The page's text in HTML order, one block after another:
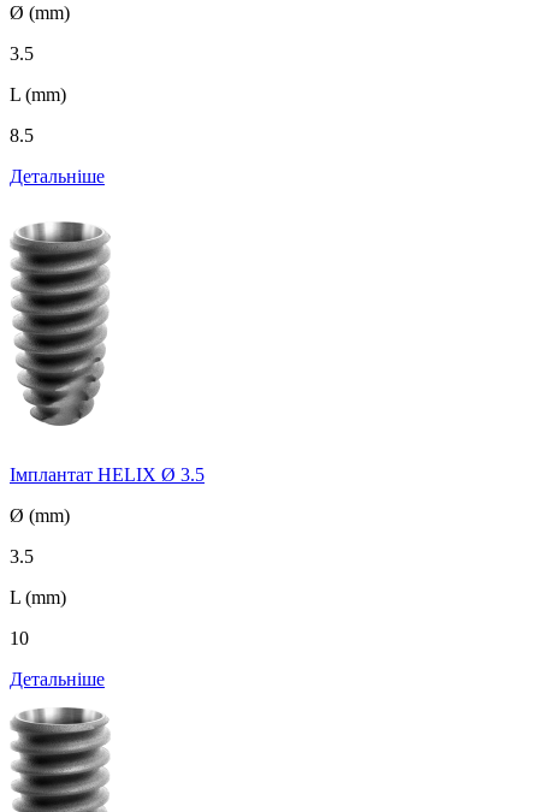
Ø (mm)
3.5
L (mm)
8.5
Детальніше
Імплантат HELIX Ø 3.5
Ø (mm)
3.5
L (mm)
10
Детальніше